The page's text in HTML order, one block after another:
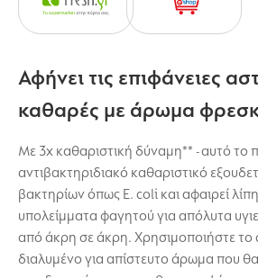
Αφήνει τις επιφάνειες
καθαρές με άρωμα
Με 3x καθαριστική δύναμη** - αυτό το
αντιβακτηριδιακό καθαριστικό
βακτηρίων όπως E. coli και αφαιρεί
υπολείμματα φαγητού για απόλυτα
από άκρη σε άκρη. Χρησιμοποιήστε το
διαλυμένο για απίστευτο άρωμα που